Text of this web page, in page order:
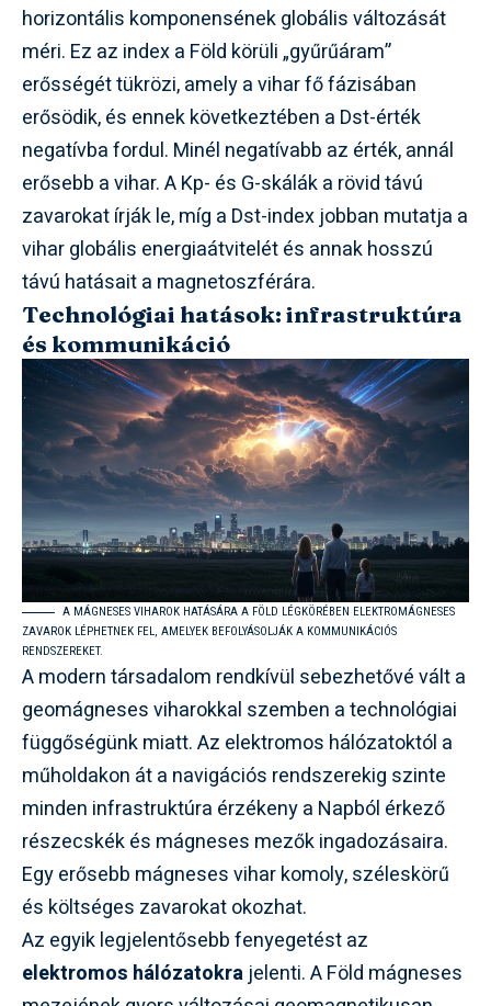
horizontális komponensének globális változását
méri. Ez az index a Föld körüli „gyűrűáram”
erősségét tükrözi, amely a vihar fő fázisában
erősödik, és ennek következtében a Dst-érték
negatívba fordul. Minél negatívabb az érték, annál
erősebb a vihar. A Kp- és G-skálák a rövid távú
zavarokat írják le, míg a Dst-index jobban mutatja a
vihar globális energiaátvitelét és annak hosszú
távú hatásait a magnetoszférára.
Technológiai hatások: infrastruktúra
és kommunikáció
A MÁGNESES VIHAROK HATÁSÁRA A FÖLD LÉGKÖRÉBEN ELEKTROMÁGNESES
ZAVAROK LÉPHETNEK FEL, AMELYEK BEFOLYÁSOLJÁK A KOMMUNIKÁCIÓS
RENDSZEREKET.
A modern társadalom rendkívül sebezhetővé vált a
geomágneses viharokkal szemben a technológiai
függőségünk miatt. Az elektromos hálózatoktól a
műholdakon át a navigációs rendszerekig szinte
minden infrastruktúra érzékeny a Napból érkező
részecskék és mágneses mezők ingadozásaira.
Egy erősebb mágneses vihar komoly, széleskörű
és költséges zavarokat okozhat.
Az egyik legjelentősebb fenyegetést az
elektromos hálózatokrajelenti. A Föld mágneses